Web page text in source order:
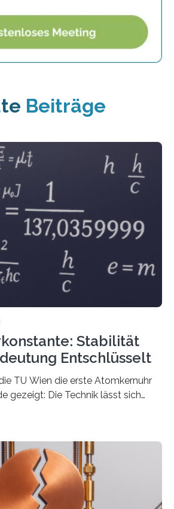
Beiträge
Stabilität
Entschlüsselt
TU Wien die erste Atomkernuhr
gezeigt: Die Technik lässt sich
nachzugehen. Thorium-
Das hatte man jahrzehntelang
nach den passenden
gesucht worden, 2024 gelang
Wien mit Unterstützung